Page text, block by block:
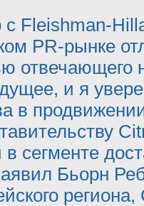
с Fleishman-
PR-рынке
и я
в
сегменте
Бьорн